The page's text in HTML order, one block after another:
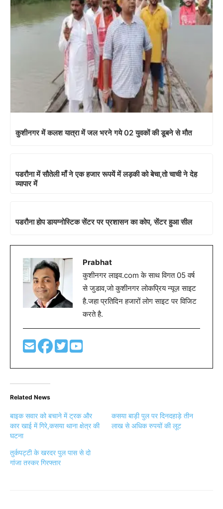
कुशीनगर में कलश यात्रा में जल भरने गये 02 युवकों की डूबने से मौत
पडरौना में सौतेली माँ ने एक हजार रूपयें में लड़की को बेचा,तो चाची ने देह
व्यापार में
पडरौना होप डायग्नोस्टिक सेंटर पर प्रशासन का कोप, सेंटर हुआ सील
Prabhat
कुशीनगर लाइव.com के साथ विगत 05 वर्ष
से जुडाव,जो कुशीनगर लोकप्रिय न्यूज़ साइट
है.जहा प्रतिदिन हजारों लोग साइट पर विजिट
करते है.
Related News
बाइक सवार को बचाने में ट्रक और
कार खाई में गिरे,कसया थाना क्षेत्र की
घटना
कसया बाड़ी पुल पर दिनदहाड़े तीन
लाख से अधिक रुपयों की लूट
तुर्कपट्टी के खरदर पुल पास से दो
गांजा तस्कर गिरफ्तार